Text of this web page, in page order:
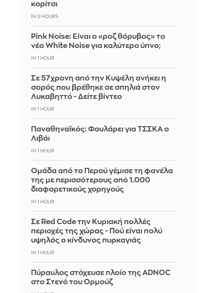
κορίτσι
IN 2 HOURS
Pink Noise: Είναι ο «ροζ θόρυβος» το
νέο White Noise για καλύτερο ύπνο;
IN 1 HOUR
Σε 57χρονη από την Κυψέλη ανήκει η
σορός που βρέθηκε σε σπηλιά στον
Λυκαβηττό - Δείτε βίντεο
IN 1 HOUR
Παναθηναϊκός: Φουλάρει για ΤΣΣΚΑ ο
Λιβάι
IN 1 HOUR
Ομάδα από το Περού γέμισε τη φανέλα
της με περισσότερους από 1.000
διαφορετικούς χορηγούς
IN 1 HOUR
Σε Red Code την Κυριακή πολλές
περιοχές της χώρας - Πού είναι πολύ
υψηλός ο κίνδυνος πυρκαγιάς
IN 1 HOUR
Πύραυλος στόχευσε πλοίο της ADNOC
στο Στενό του Ορμούζ